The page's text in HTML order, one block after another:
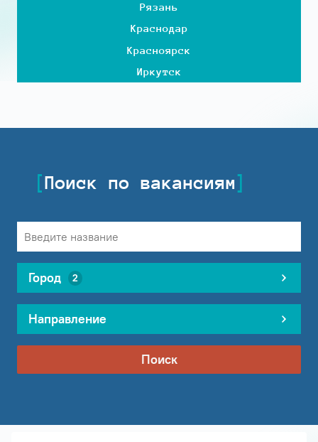
Рязань
Краснодар
Красноярск
Иркутск
Поиск по вакансиям
Город 2
Направление
Поиск